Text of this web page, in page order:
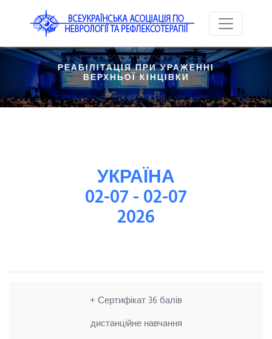
РЕАБІЛІТАЦІЯ ПРИ УРАЖЕННІ
ВЕРХНЬОЇ КІНЦІВКИ
УКРАЇНА
02-07 - 02-07
2026
+ Сертифікат 36 балів
дистанційне навчання